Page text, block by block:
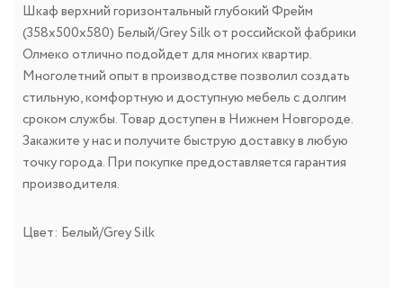
Шкаф верхний горизонтальный глубокий Фрейм
(358х500х580) Белый/Grey Silk от российской фабрики
Олмеко отлично подойдет для многих квартир.
Многолетний опыт в производстве позволил создать
стильную, комфортную и доступную мебель с долгим
сроком службы. Товар доступен в Нижнем Новгороде.
Закажите у нас и получите быструю доставку в любую
точку города. При покупке предоставляется гарантия
производителя.
Цвет: Белый/Grey Silk